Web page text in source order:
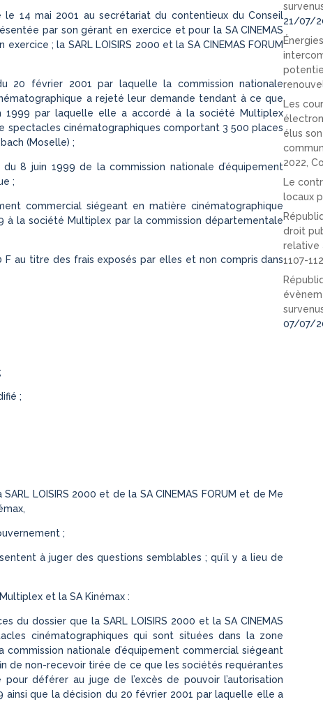
le 14 mai 2001 au secrétariat du contentieux du Conseil
par son gérant en exercice et pour la SA CINEMAS
; la SARL LOISIRS 2000 et la SA CINEMAS FORUM
20 février 2001 par laquelle la commission nationale
a rejeté leur demande tendant à ce que
par laquelle elle a accordé à la société Multiplex
spectacles cinématographiques comportant 3 500 places
(Moselle) ;
8 juin 1999 de la commission nationale d’équipement
;
commercial siégeant en matière cinématographique
à la société Multiplex par la commission départementale
F au titre des frais exposés par elles et non compris dans
;
LOISIRS 2000 et de la SA CINEMAS FORUM et de Me
;
à juger des questions semblables ; qu’il y a lieu de
et la SA Kinémax :
du dossier que la SARL LOISIRS 2000 et la SA CINEMAS
cinématographiques qui sont situées dans la zone
nationale d’équipement commercial siégeant
de non-recevoir tirée de ce que les sociétés requérantes
déférer au juge de l’excès de pouvoir l’autorisation
que la décision du 20 février 2001 par laquelle elle a
21/07/
Les
élus
2022,
Le
locaux
droit
relative
1107-
07/07/